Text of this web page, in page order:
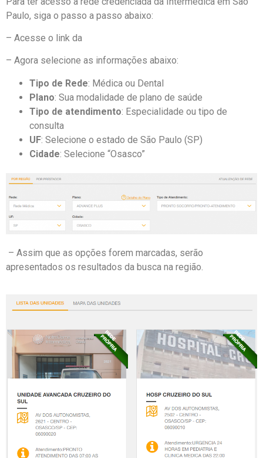
Paulo, siga o passo a passo abaixo:
– Acesse o link da
– Agora selecione as informações abaixo:
Tipo de Rede: Médica ou Dental
Plano: Sua modalidade de plano de saúde
Tipo de atendimento: Especialidade ou tipo de
consulta
UF: Selecione o estado de São Paulo (SP)
Cidade: Selecione “Osasco”
– Assim que as opções forem marcadas, serão
apresentados os resultados da busca na região.